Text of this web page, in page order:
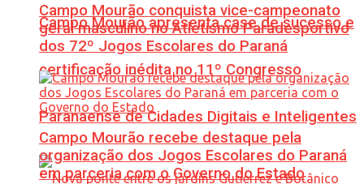
Campo Mourão apresenta case de sucesso e
certificação inédita no 11º Congresso
Paranaense de Cidades Digitais e Inteligentes
Campo Mourão conquista vice-campeonato
geral masculino no Atletismo Paradesportivo
dos 72º Jogos Escolares do Paraná
Campo Mourão recebe destaque pela
organização dos Jogos Escolares do Paraná
em parceria com o Governo do Estado